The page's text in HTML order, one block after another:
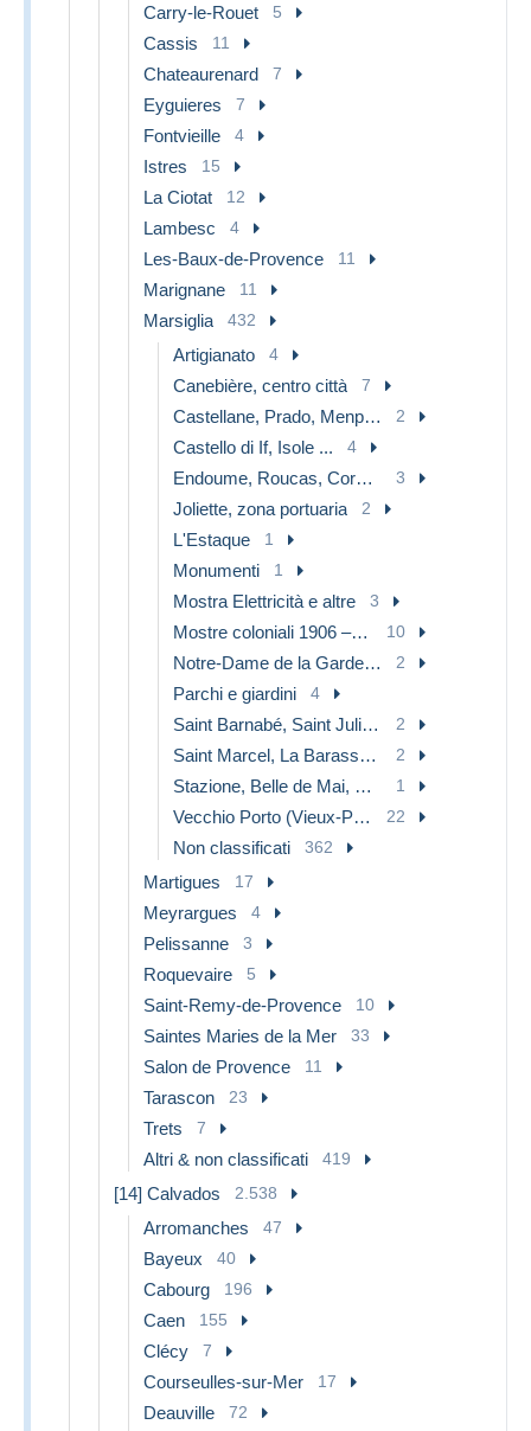
Carry-le-Rouet 5
Cassis 11
Chateaurenard 7
Eyguieres 7
Fontvieille 4
Istres 15
La Ciotat 12
Lambesc 4
Les-Baux-de-Provence 11
Marignane 11
Marsiglia 432
Artigianato 4
Canebière, centro città 7
Castellane, Prado, Menpenti, Rouet 2
Castello di If, Isole ... 4
Endoume, Roucas, Corniche, spiaggia 3
Joliette, zona portuaria 2
L'Estaque 1
Monumenti 1
Mostra Elettricità e altre 3
Mostre coloniali 1906 – 1922 10
Notre-Dame de la Garde, funicolare e Vergine 2
Parchi e giardini 4
Saint Barnabé, Saint Julien, Montolivet 2
Saint Marcel, La Barasse, Saint Menet 2
Stazione, Belle de Mai, Plombières 1
Vecchio Porto (Vieux-Port), Saint Victor, Le Panier 22
Non classificati 362
Martigues 17
Meyrargues 4
Pelissanne 3
Roquevaire 5
Saint-Remy-de-Provence 10
Saintes Maries de la Mer 33
Salon de Provence 11
Tarascon 23
Trets 7
Altri & non classificati 419
[14] Calvados 2.538
Arromanches 47
Bayeux 40
Cabourg 196
Caen 155
Clécy 7
Courseulles-sur-Mer 17
Deauville 72